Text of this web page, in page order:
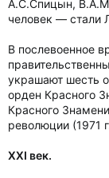
А.С.Спицын,
человек — стали
В послевоенное
украшают шесть
орден Красного
Красного
революции (1971
XXI век.